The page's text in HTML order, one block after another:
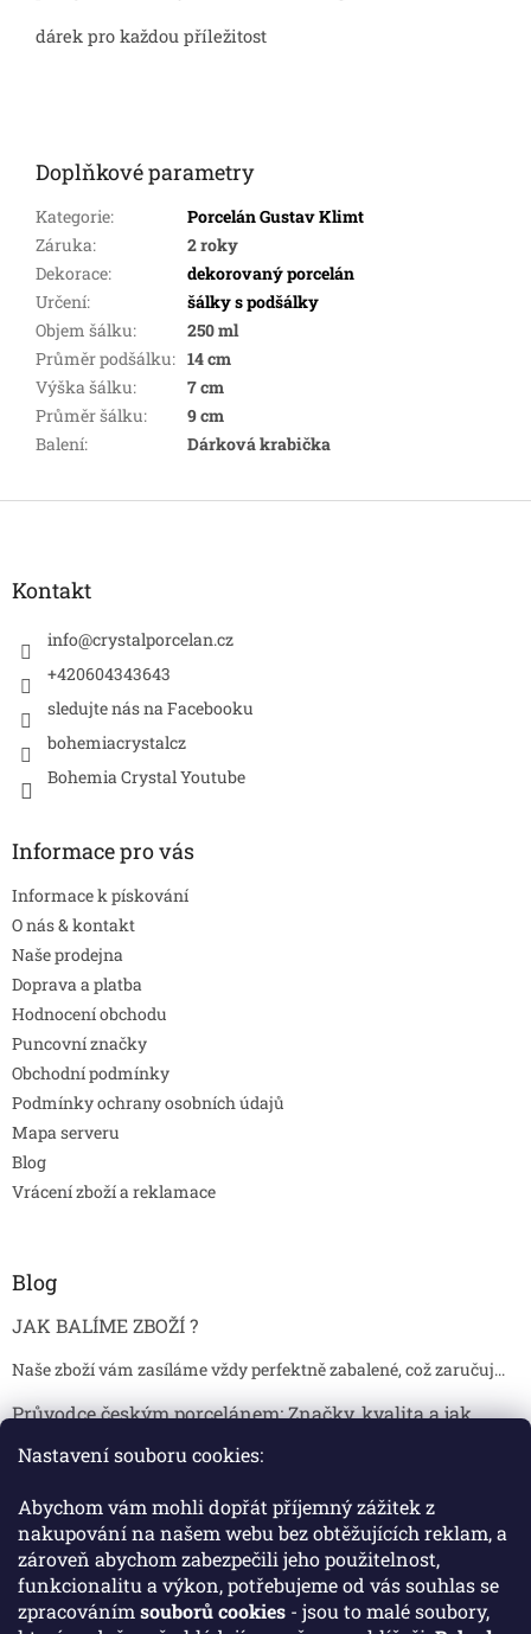
Nastavení souboru cookies:
Abychom vám mohli dopřát příjemný zážitek z
nakupování na našem webu bez obtěžujících reklam, a
zároveň abychom zabezpečili jeho použitelnost,
funkcionalitu a výkon, potřebujeme od vás souhlas se
zpracováním souborů cookies - jsou to malé soubory,
dárek pro každou příležitost
Doplňkové parametry
Kategorie:
Porcelán Gustav Klimt
Záruka:
2 roky
Dekorace:
dekorovaný porcelán
Určení:
šálky s podšálky
Objem šálku:
250 ml
Průměr podšálku: 14 cm
Výška šálku:
7 cm
Průměr šálku:
9 cm
Balení: Dárková krabička
Z
Kontakt
info@crystalporcelan.cz
+420604343643
sledujte nás na Facebooku
bohemiacrystalcz
Bohemia Crystal Youtube
Informace pro vás
Informace k pískování
O nás & kontakt
Naše prodejna
Doprava a platba
Hodnocení obchodu
Puncovní značky
Obchodní podmínky
Podmínky ochrany osobních údajů
Mapa serveru
Blog
Vrácení zboží a reklamace
Blog
JAK BALÍME ZBOŽÍ ?
Naše zboží vám zasíláme vždy perfektně zabalené, což zaručuj...
Průvodce českým porcelánem: Značky, kvalita a jak
Jak skladovat broušené sklenice, aby se nepoškodily?
Broušené sklenice jsou symbolem elegance, tradice a luxusu. ...